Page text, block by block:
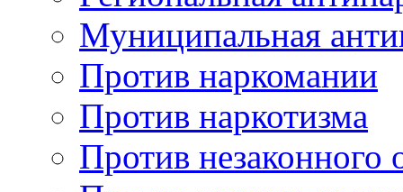
Муниципальная
Против наркомании
Против наркотизма
Против незаконного